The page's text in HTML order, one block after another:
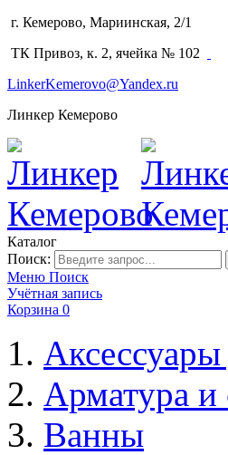
г. Кемерово, Мариинская, 2/1
ТК Привоз, к. 2, ячейка № 102
LinkerKemerovo@Yandex.ru
Линкер Кемерово
Каталог
Поиск:
Меню Поиск
Учётная запись
Корзина 0
Арматура и
Ванны